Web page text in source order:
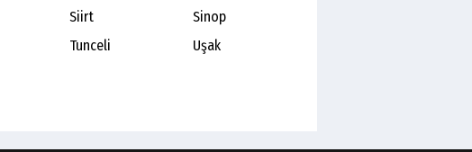
Siirt
Sinop
Tunceli
Uşak